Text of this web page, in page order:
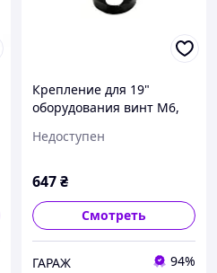
Крепление для 19"
оборудования винт M6,
T1Z-00-0002 garage
Недоступен
647₴
Смотреть
ГАРАЖ 94%